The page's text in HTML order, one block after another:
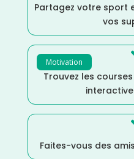
Partagez votre sport
vos
Motivation
Trouvez les
Faites-vous des